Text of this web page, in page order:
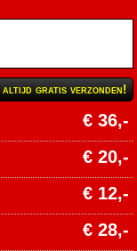
altijd gratis verzonden!
€ 36,-
€ 20,-
€ 12,-
€ 28,-